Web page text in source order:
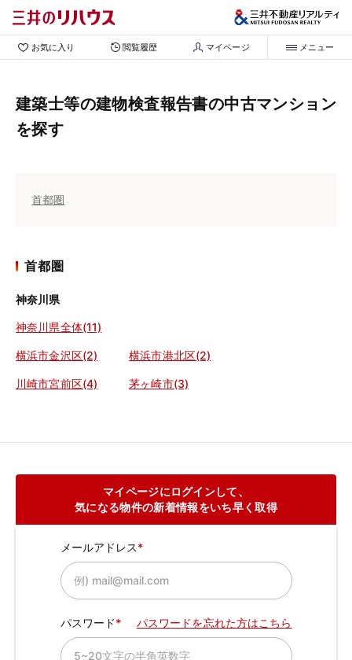
お気に入り 閲覧履歴 マイページ メニュー
建築士等の建物検査報告書の中古マンション
を探す
首都圏
首都圏
神奈川県
神奈川県全体(11)
横浜市金沢区(2) 横浜市港北区(2)
川崎市宮前区(4) 茅ヶ崎市(3)
マイページにログインして、
気になる物件の新着情報をいち早く取得
メールアドレス
パスワード パスワードを忘れた方はこちら